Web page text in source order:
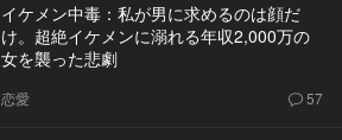
イケメン中毒：私が男に求めるのは顔だ
け。超絶イケメンに溺れる年収2,000万の
女を襲った悲劇
恋愛 57